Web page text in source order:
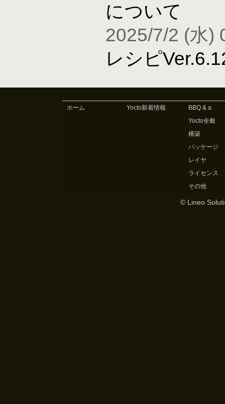
について
2025/7/2 (水)
レシピ
ホーム Yocto新着情報
BBQ & a
Yocto全般
構築
パッケージ
レイヤ
ライセンス
その他
© Lineo